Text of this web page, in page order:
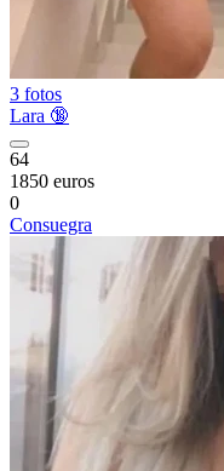
3 fotos
Lara 🔞
64
1850 euros
0
Consuegra